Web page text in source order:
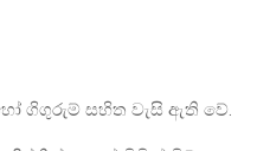
ගිගුරුම් සහිත වැසි ඇති වේ.